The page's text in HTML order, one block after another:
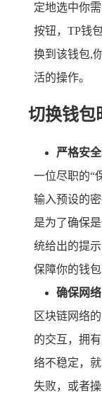
定地选中你
按钮，TP钱
换到该钱包,
活的操作。
切换钱包
严格安
一位尽职的“
输入预设的
是为了确保
统给出的提
保障你的钱
确保网
区块链网络
的交互，拥
络不稳定，
失败，或者